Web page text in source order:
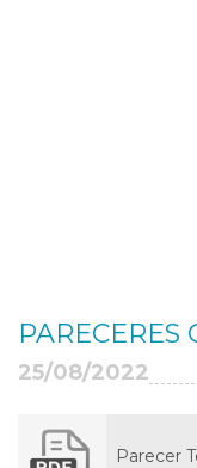
PARECERES
25/08/2022
Parecer